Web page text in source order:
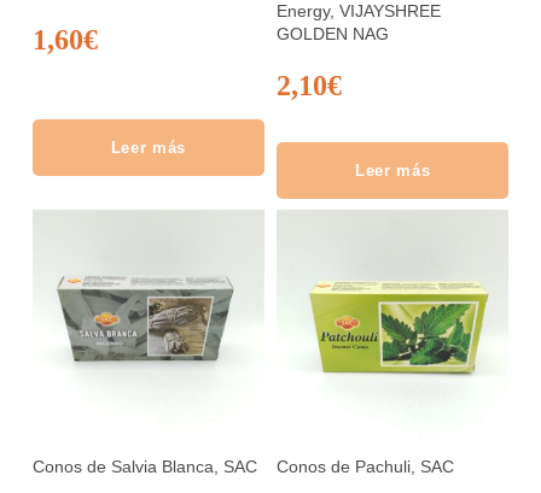
1,60€
Leer más
Energy, VIJAYSHREE
GOLDEN NAG
2,10€
Leer más
Conos de Salvia Blanca, SAC Conos de Pachuli, SAC